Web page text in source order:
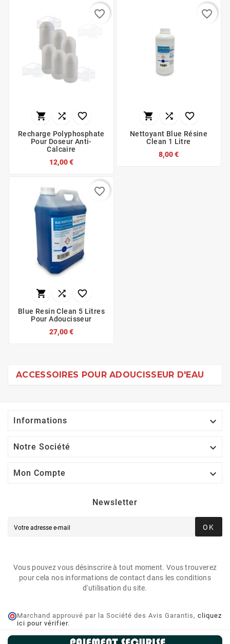
  
Recharge Polyphosphate
Pour Doseur Anti-
Calcaire
12,00 €
favorite_border
  
Nettoyant Blue Résine
Clean 1 Litre
8,00 €
favorite_border
  
Blue Resin Clean 5 Litres
Pour Adoucisseur
27,00 €
favorite_border
ACCESSOIRES POUR ADOUCISSEUR D'EAU
Informations 
Notre Société 
Mon Compte 
Newsletter
OK
Vous pouvez vous désinscrire à tout moment. Vous trouverez
pour cela nos informations de contact dans les conditions
d'utilisation du site.
Marchand approuvé par la Société des Avis Garantis, cliquez
ici pour vérifier.